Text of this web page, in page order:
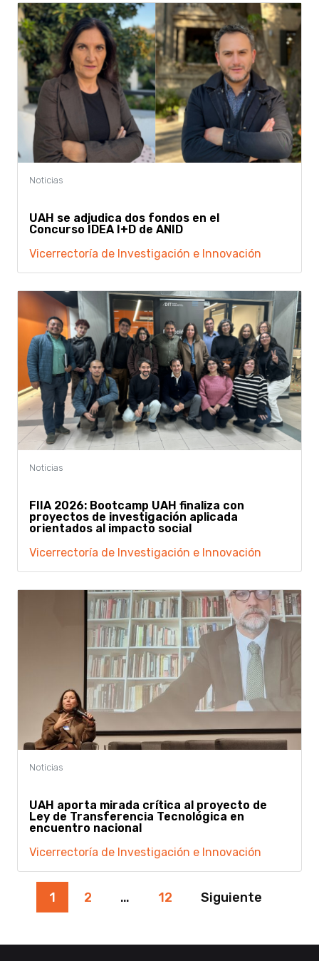
UAH se adjudica dos fondos en el
Concurso IDEA I+D de ANID
Vicerrectoría de Investigación e Innovación
FIIA 2026: Bootcamp UAH finaliza con
proyectos de investigación aplicada
orientados al impacto social
Vicerrectoría de Investigación e Innovación
UAH aporta mirada crítica al proyecto de
Ley de Transferencia Tecnológica en
encuentro nacional
Vicerrectoría de Investigación e Innovación
Paginación
entradas
1 2 … 12 Siguiente